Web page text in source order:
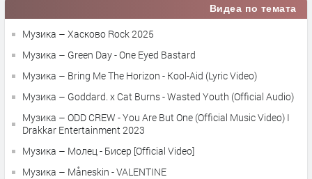
Видеа по темата
Музика – Хасково Rock 2025
Музика – Green Day - One Eyed Bastard
Музика – Bring Me The Horizon - Kool-Aid (Lyric Video)
Музика – Goddard. x Cat Burns - Wasted Youth (Official Audio)
Музика – ODD CREW - You Are But One (Official Music Video) I
Drakkar Entertainment 2023
Музика – Молец - Бисер [Official Video]
Музика – Måneskin - VALENTINE